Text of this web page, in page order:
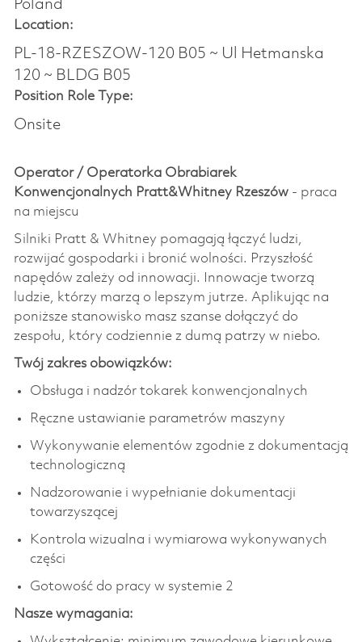
Poland
Location:
PL-18-RZESZOW-120 B05 ~ Ul Hetmanska
120 ~ BLDG B05
Position Role Type:
Onsite
Operator / Operatorka Obrabiarek
Konwencjonalnych Pratt&Whitney Rzeszów - praca
na miejscu
Silniki Pratt & Whitney pomagają łączyć ludzi,
rozwijać gospodarki i bronić wolności. Przyszłość
napędów zależy od innowacji. Innowacje tworzą
ludzie, którzy marzą o lepszym jutrze. Aplikując na
poniższe stanowisko masz szanse dołączyć do
zespołu, który codziennie z dumą patrzy w niebo.
Twój zakres obowiązków:
Obsługa i nadzór tokarek konwencjonalnych
Ręczne ustawianie parametrów maszyny
Wykonywanie elementów zgodnie z dokumentacją
technologiczną
Nadzorowanie i wypełnianie dokumentacji
towarzyszącej
Kontrola wizualna i wymiarowa wykonywanych
części
Gotowość do pracy w systemie 2
Nasze wymagania: